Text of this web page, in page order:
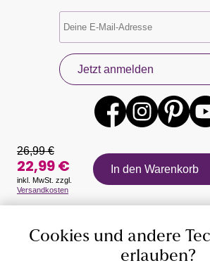
Jetzt anmelden
Auszeichnungen
26,99 €
22,99 €
inkl. MwSt. zzgl.
Versandkosten
In den Warenkorb
Cookies und andere
erlauben?